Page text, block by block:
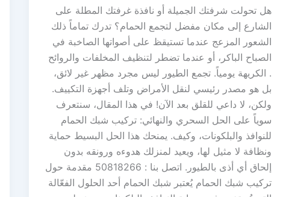
هل تحولت شرفتك الجميلة أو نافذة غرفتك المطلة على
الشارع إلى مكان مفضل لتجمع الحمام؟ تدرك تماماً ذلك
الشعور المزعج عندما تستيقظ على أصواتها الصاخبة في
الصباح الباكر، أو عندما تضطر لتنظيف المخلفات والروائح
. الكريهة يومياً. تجمع الطيور ليس مجرد مظهر غير لائق،
بل هو مصدر رئيسي لنقل الأمراض وتلف أجهزة التكييف.
ولكن، لا داعي للقلق بعد الآن! في هذا المقال، سنتعرف
سوياً على الحل السحري والنهائي: تركيب شبك الحمام
للنوافذ والبلكونات، وكيف. يمنحك هذا الحل البسيط حماية
ونظافة لا مثيل لها، ويعيد لمنزلك هدوءه ورونقه بدون
إلحاق أي أذى بالطيور. اتصل بنا : 50818266 مقدمة حول
تركيب شبك الحمام يُعتبر شبك الحمام أحد الحلول الفعّالة